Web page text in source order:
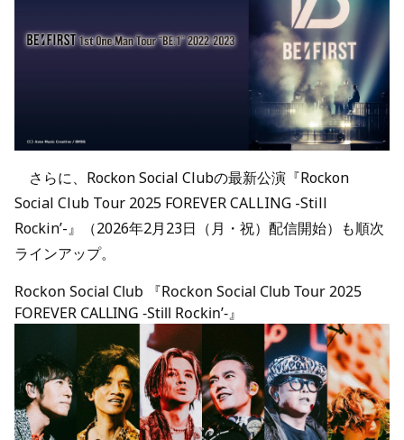
さらに、Rockon Social Clubの最新公演『Rockon
Social Club Tour 2025 FOREVER CALLING -Still
Rockin’-』（2026年2月23日（月・祝）配信開始）も順次
ラインアップ。
Rockon Social Club 『Rockon Social Club Tour 2025
FOREVER CALLING -Still Rockin’-』